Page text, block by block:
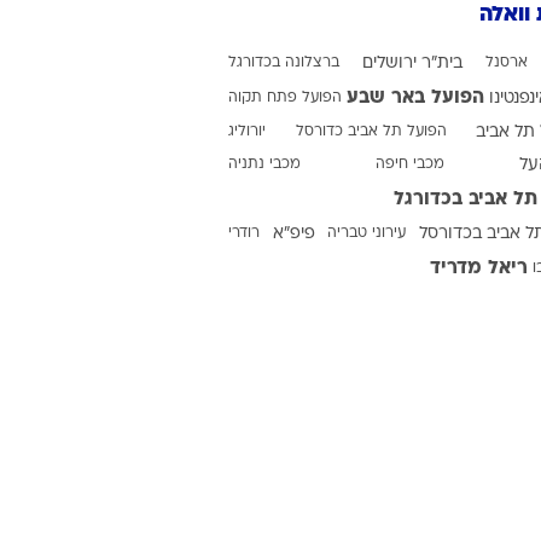
וואלה
ארסנל בית"ר ירושלים ברצלונה בכדורגל
הפועל באר שבע הפועל פתח תקוה
תל אביב הפועל תל אביב כדורסל יורוליג
מכבי חיפה מכבי נתניה
אביב בכדורגל
אביב בכדורסל עירוני טבריה פיפ"א רודרי
ריאל מדריד